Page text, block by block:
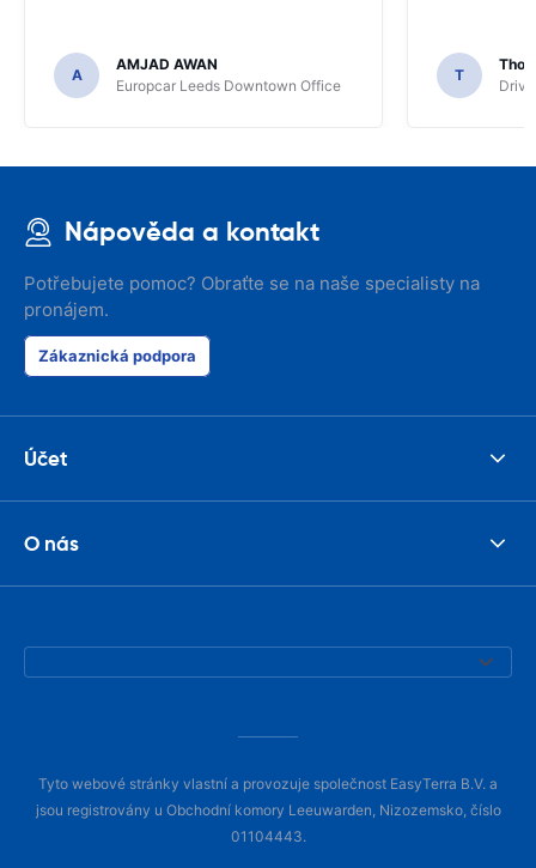
A
AMJAD AWAN
Europcar Leeds Downtown Office
T
Nápověda a kontakt
Potřebujete pomoc? Obraťte se na naše specialisty na
pronájem.
Zákaznická podpora
Účet
O nás
Tyto webové stránky vlastní a provozuje společnost EasyTerra B.V. a
jsou registrovány u Obchodní komory Leeuwarden, Nizozemsko, číslo
01104443.